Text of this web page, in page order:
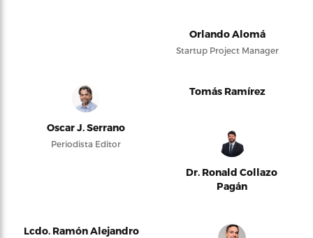
Orlando Alomá
Startup Project Manager
Oscar J. Serrano
Periodista Editor
Tomás Ramírez
Dr. Ronald Collazo
Pagán
Lcdo. Ramón Alejandro